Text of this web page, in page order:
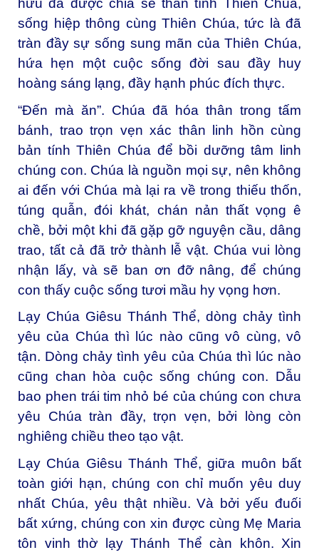
hữu đã được chia sẻ thần tính Thiên Chúa,
sống hiệp thông cùng Thiên Chúa, tức là đã
tràn đầy sự sống sung mãn của Thiên Chúa,
hứa hẹn một cuộc sống đời sau đầy huy
hoàng sáng lạng, đầy hạnh phúc đích thực.
“Đến mà ăn”. Chúa đã hóa thân trong tấm
bánh, trao trọn vẹn xác thân linh hồn cùng
bản tính Thiên Chúa để bồi dưỡng tâm linh
chúng con. Chúa là nguồn mọi sự, nên không
ai đến với Chúa mà lại ra về trong thiếu thốn,
túng quẫn, đói khát, chán nản thất vọng ê
chề, bởi một khi đã gặp gỡ nguyện cầu, dâng
trao, tất cả đã trở thành lễ vật. Chúa vui lòng
nhận lấy, và sẽ ban ơn đỡ nâng, để chúng
con thấy cuộc sống tươi mầu hy vọng hơn.
Lạy Chúa Giêsu Thánh Thể, dòng chảy tình
yêu của Chúa thì lúc nào cũng vô cùng, vô
tận. Dòng chảy tình yêu của Chúa thì lúc nào
cũng chan hòa cuộc sống chúng con. Dẫu
bao phen trái tim nhỏ bé của chúng con chưa
yêu Chúa tràn đầy, trọn vẹn, bởi lòng còn
nghiêng chiều theo tạo vật.
Lạy Chúa Giêsu Thánh Thể, giữa muôn bất
toàn giới hạn, chúng con chỉ muốn yêu duy
nhất Chúa, yêu thật nhiều. Và bởi yếu đuối
bất xứng, chúng con xin được cùng Mẹ Maria
tôn vinh thờ lạy Thánh Thể càn khôn. Xin